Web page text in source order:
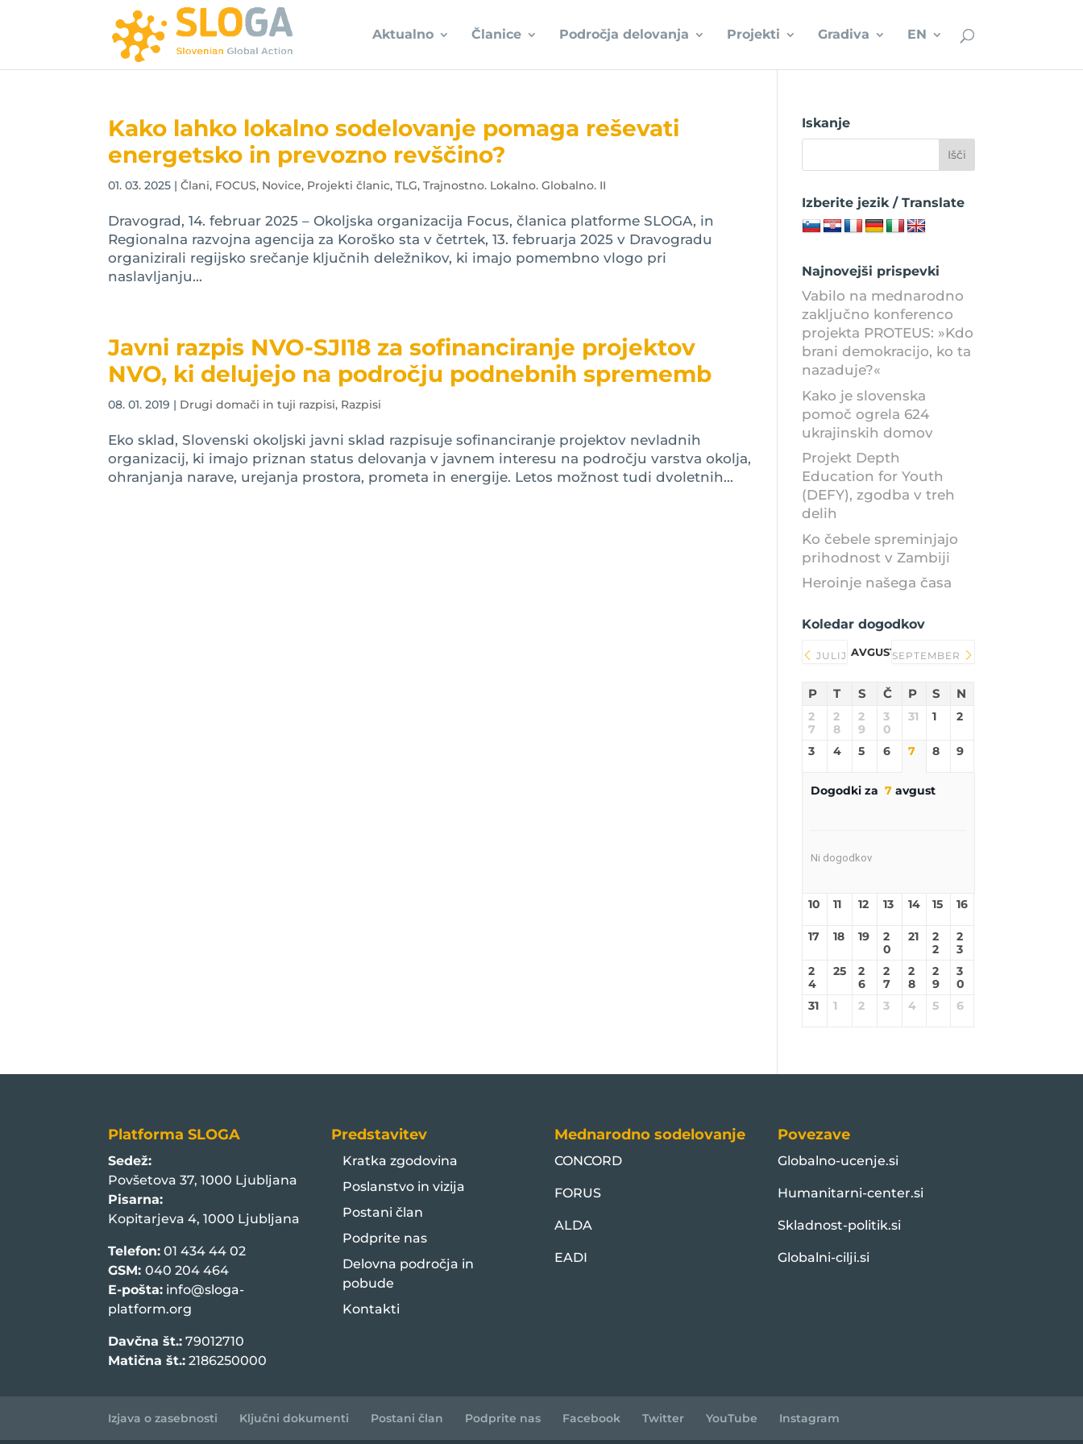
Aktualno Članice Področja delovanja Projekti Gradiva EN
Kako lahko lokalno sodelovanje pomaga reševati
energetsko in prevozno revščino?
01. 03. 2025 |Člani, FOCUS, Novice, Projekti članic,TLG,Trajnostno. Lokalno. Globalno. II
Dravograd, 14. februar 2025 – Okoljska organizacija Focus, članica platforme SLOGA, in
Regionalna razvojna agencija za Koroško sta v četrtek, 13. februarja 2025 v Dravogradu
organizirali regijsko srečanje ključnih deležnikov, ki imajo pomembno vlogo pri
naslavljanju...
Javni razpis NVO-SJI18 za sofinanciranje projektov
NVO, ki delujejo na področju podnebnih sprememb
08. 01. 2019 | Drugi domači in tuji razpisi, Razpisi
Eko sklad, Slovenski okoljski javni sklad razpisuje sofinanciranje projektov nevladnih
organizacij, ki imajo priznan status delovanja v javnem interesu na področju varstva okolja,
ohranjanja narave, urejanja prostora, prometa in energije. Letos možnost tudi dvoletnih...
Iskanje
Izberite jezik / Translate
Najnovejši prispevki
Vabilo na mednarodno
zaključno konferenco
projekta PROTEUS: »Kdo
brani demokracijo, ko ta
nazaduje?«
Kako je slovenska
pomoč ogrela 624
ukrajinskih domov
Projekt Depth
Education for Youth
(DEFY), zgodba v treh
delih
Ko čebele spreminjajo
prihodnost v Zambiji
Heroinje našega časa
Koledar dogodkov
JULIJ AVGUST 2026SEPTEMBER
P T S Č P S N
2
7
2
8
2
9
3
0
31 1 2
3 4 5 6 7 8 9
Dogodki za 7avgust
Ni dogodkov
10 11 12 13 14 15 16
17 18 19
2
0
21
2
2
2
3
2
4
25
2
6
2
7
2
8
2
9
3
0
31
1 2 3 4 5 6
Platforma SLOGA
Sedež:
Povšetova 37, 1000 Ljubljana
Pisarna:
Kopitarjeva 4, 1000 Ljubljana
Telefon: 01 434 44 02
GSM:040 204 464
E-pošta: info@sloga-
platform.org
Davčna št.: 79012710
Matična št.: 2186250000
Predstavitev
Kratka zgodovina
Poslanstvo in vizija
Postani član
Podprite nas
Delovna področja in
pobude
Kontakti
Mednarodno sodelovanje
CONCORD
FORUS
ALDA
EADI
Povezave
Globalno-ucenje.si
Humanitarni-center.si
Skladnost-politik.si
Globalni-cilji.si
Izjava o zasebnosti Ključni dokumenti Postani član Podprite nas Facebook Twitter YouTube Instagram